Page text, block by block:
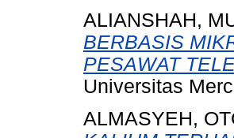
ALIANSHAH,
BERBASIS
PESAWAT
Universitas
ALMASYEH,